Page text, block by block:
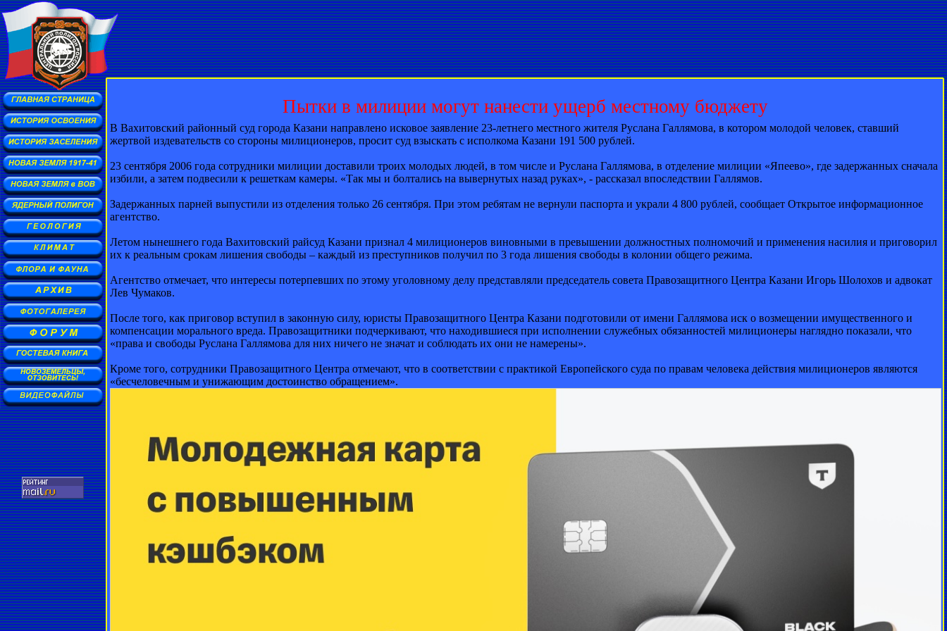
Пытки в милиции могут нанести ущерб местному бюджету
В Вахитовский районный суд города Казани направлено исковое заявление 23-летнего местного жителя Руслана Галлямова, в котором молодой человек, ставший
жертвой издевательств со стороны милиционеров, просит суд взыскать с исполкома Казани 191 500 рублей.
23 сентября 2006 года сотрудники милиции доставили троих молодых людей, в том числе и Руслана Галлямова, в отделение милиции «Япеево», где задержанных сначала
избили, а затем подвесили к решеткам камеры. «Так мы и болтались на вывернутых назад руках», - рассказал впоследствии Галлямов.
Задержанных парней выпустили из отделения только 26 сентября. При этом ребятам не вернули паспорта и украли 4 800 рублей, сообщает Открытое информационное
агентство.
Летом нынешнего года Вахитовский райсуд Казани признал 4 милиционеров виновными в превышении должностных полномочий и применения насилия и приговорил
их к реальным срокам лишения свободы – каждый из преступников получил по 3 года лишения свободы в колонии общего режима.
Агентство отмечает, что интересы потерпевших по этому уголовному делу представляли председатель совета Правозащитного Центра Казани Игорь Шолохов и адвокат
Лев Чумаков.
После того, как приговор вступил в законную силу, юристы Правозащитного Центра Казани подготовили от имени Галлямова иск о возмещении имущественного и
компенсации морального вреда. Правозащитники подчеркивают, что находившиеся при исполнении служебных обязанностей милиционеры наглядно показали, что
«права и свободы Руслана Галлямова для них ничего не значат и соблюдать их они не намерены».
Кроме того, сотрудники Правозащитного Центра отмечают, что в соответствии с практикой Европейского суда по правам человека действия милиционеров являются
«бесчеловечным и унижающим достоинство обращением».